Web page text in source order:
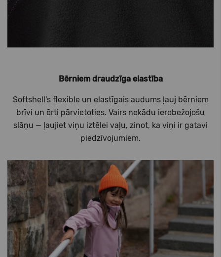
Bērniem draudzīga elastība
Softshell's flexible un elastīgais audums ļauj bērniem
brīvi un ērti pārvietoties. Vairs nekādu ierobežojošu
slāņu — ļaujiet viņu iztēlei vaļu, zinot, ka viņi ir gatavi
piedzīvojumiem.